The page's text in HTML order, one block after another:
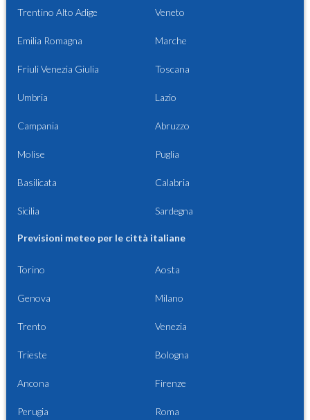
Trentino Alto Adige Veneto
Emilia Romagna Marche
Friuli Venezia Giulia Toscana
Umbria Lazio
Campania Abruzzo
Molise Puglia
Basilicata Calabria
Sicilia Sardegna
Previsioni meteo per le città italiane
Torino Aosta
Genova Milano
Trento Venezia
Trieste Bologna
Ancona Firenze
Perugia Roma